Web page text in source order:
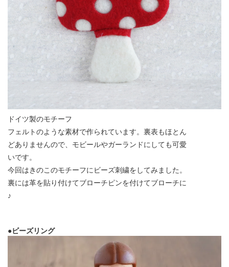
ドイツ製のモチーフ
フェルトのような素材で作られています。裏表もほとん
どありませんので、モビールやガーランドにしても可愛
いです。
今回はきのこのモチーフにビーズ刺繍をしてみました。
裏には革を貼り付けてブローチピンを付けてブローチに
♪
●ビーズリング